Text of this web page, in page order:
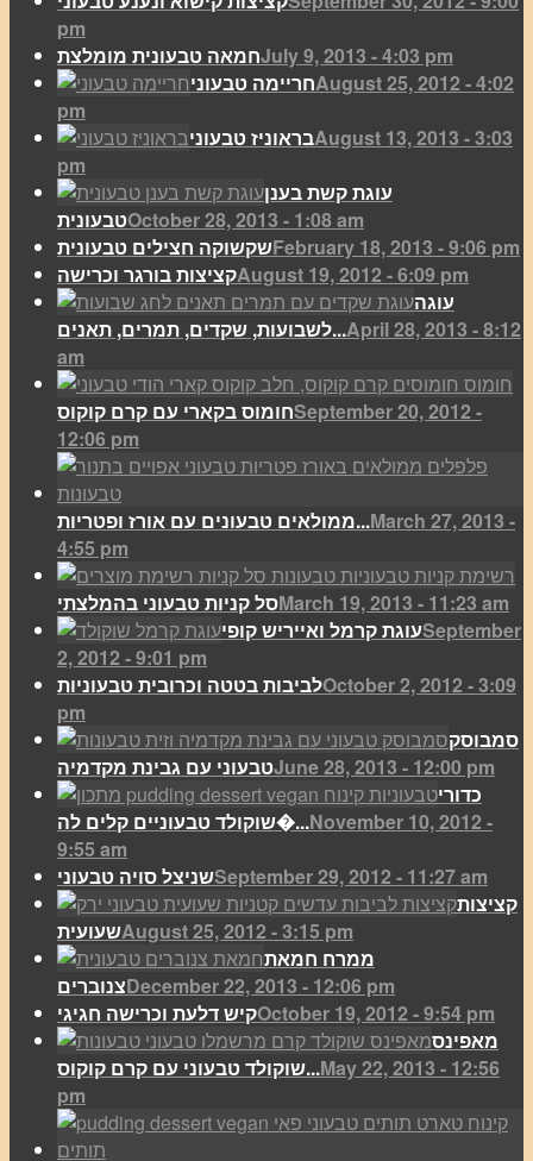
pm
חמאה טבעונית מומלצתJuly 9, 2013 - 4:03 pm
חריימה טבעוניAugust 25, 2012 - 4:02
pm
בראוניז טבעוניAugust 13, 2013 - 3:03
pm
עוגת קשת בענן
טבעוניתOctober 28, 2013 - 1:08 am
שקשוקה חצילים טבעוניתFebruary 18, 2013 - 9:06 pm
קציצות בורגר וכרישהAugust 19, 2012 - 6:09 pm
עוגה
לשבועות, שקדים, תמרים, תאנים...April 28, 2013 - 8:12
am
חומוס בקארי עם קרם קוקוסSeptember 20, 2012 -
12:06 pm
ממולאים טבעונים עם אורז ופטריות...March 27, 2013 -
4:55 pm
סל קניות טבעוני בהמלצתיMarch 19, 2013 - 11:23 am
עוגת קרמל ואייריש קופיSeptember
2, 2012 - 9:01 pm
לביבות בטטה וכרובית טבעוניותOctober 2, 2012 - 3:09
pm
סמבוסק
טבעוני עם גבינת מקדמיהJune 28, 2013 - 12:00 pm
כדורי
שוקולד טבעוניים קלים לה�...November 10, 2012 -
9:55 am
שניצל סויה טבעוניSeptember 29, 2012 - 11:27 am
קציצות
שעועיתAugust 25, 2012 - 3:15 pm
ממרח חמאת
צנובריםDecember 22, 2013 - 12:06 pm
קיש דלעת וכרישה חגיגיOctober 19, 2012 - 9:54 pm
מאפינס
שוקולד טבעוני עם קרם קוקוס...May 22, 2013 - 12:56
pm